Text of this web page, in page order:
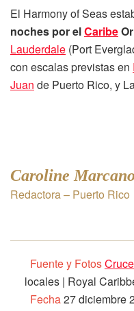
El Harmony of Seas
noches por elCaribe
Lauderdale (Port
con escalas previstas en
Juan de Puerto Rico, y
Caroline
Redactora – Puerto Rico
Fuente y Fotos
locales | Royal
Fecha27 diciembre